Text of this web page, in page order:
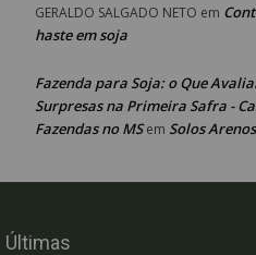
GERALDO SALGADO NETO em
haste em soja
Fazenda para Soja: o Que
Surpresas na Primeira Safra -
Fazendas no MSem Solos
Últimas